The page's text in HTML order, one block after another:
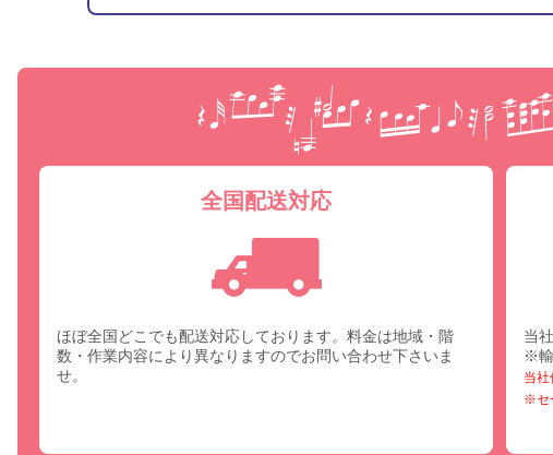
全国配送対応
ほぼ全国どこでも配送対応しております。料金は地域・階
数・作業内容により異なりますのでお問い合わせ下さいま
せ。
当
※輸
当社
※セ